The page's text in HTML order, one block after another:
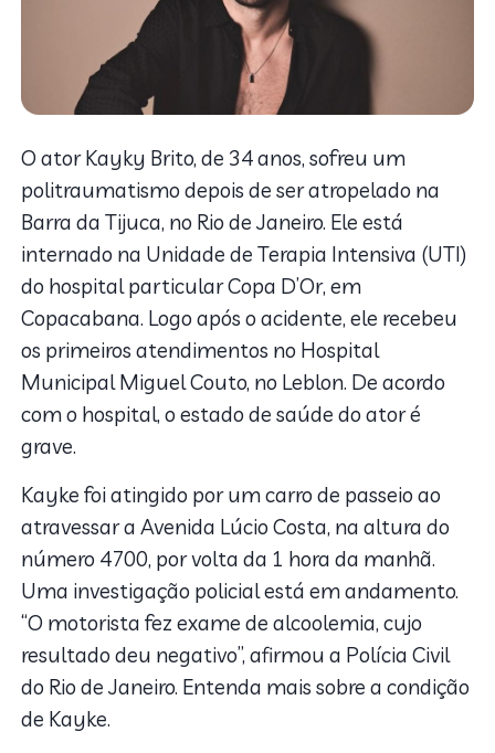
O ator Kayky Brito, de 34 anos, sofreu um
politraumatismo depois de ser atropelado na
Barra da Tijuca, no Rio de Janeiro. Ele está
internado na Unidade de Terapia Intensiva (UTI)
do hospital particular Copa D’Or, em
Copacabana. Logo após o acidente, ele recebeu
os primeiros atendimentos no Hospital
Municipal Miguel Couto, no Leblon. De acordo
com o hospital, o estado de saúde do ator é
grave.
Kayke foi atingido por um carro de passeio ao
atravessar a Avenida Lúcio Costa, na altura do
número 4700, por volta da 1 hora da manhã.
Uma investigação policial está em andamento.
“O motorista fez exame de alcoolemia, cujo
resultado deu negativo”, afirmou a Polícia Civil
do Rio de Janeiro. Entenda mais sobre a condição
de Kayke.